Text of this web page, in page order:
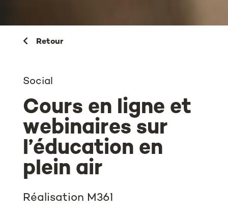
Retour
Social
Cours en ligne et
webinaires sur
l’éducation en
plein air
Réalisation M361